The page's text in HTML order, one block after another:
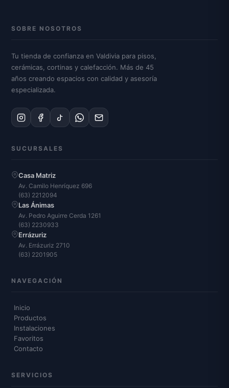
SOBRE NOSOTROS
Tu tienda de confianza en Valdivia para pisos,
cerámicas, cortinas y calefacción. Más de 45
años creando espacios con calidad y asesoría
especializada.
SUCURSALES
Casa Matriz
Av. Camilo Henríquez 696
(63) 2212094
Las Ánimas
Av. Pedro Aguirre Cerda 1261
(63) 2230933
Errázuriz
Av. Errázuriz 2710
(63) 2201905
NAVEGACIÓN
Inicio
Productos
Instalaciones
Favoritos
Contacto
SERVICIOS